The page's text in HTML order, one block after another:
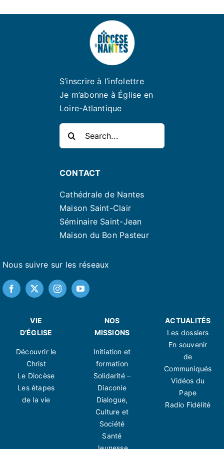
S’inscrire à l’infolettre
Je m’abonne à Église en
Loire-Atlantique
Nous suivre sur les réseaux
CONTACT
Cathédrale de Nantes
Maison Saint-Clair
Séminaire Saint-Jean
Maison du Bon Pasteur
VIE
D’ÉGLISE
Découvrir le
Christ
Le Diocèse
Les étapes
de la vie
NOS
MISSIONS
Initiation et
formation
Solidarité –
Diaconie
Dialogue,
Culture et
Société
Santé
ACTUALITÉS
Les dossiers
En souvenir
de
Communiqués
Vidéos du
Pape
Radio Fidélité